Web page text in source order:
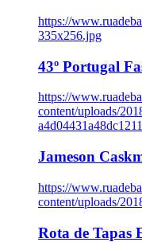
https://
335x256.jpg
43º Portugal
https://
content/uploads/
Jameson
https://
content/uploads/
Rota de Tapas